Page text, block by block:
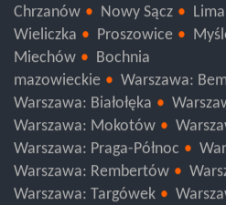
Brzesko
Wadowice
Chrzanów
Nowy Sącz
Wieliczka
Proszowice
Miechów
Bochnia
mazowieckie
Warszawa:
Warszawa: Białołęka
Warszawa: Mokotów
Warszawa: Praga-Północ
Warszawa: Rembertów